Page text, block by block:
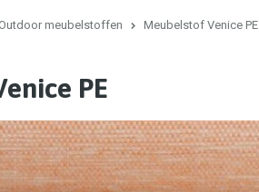
meubelstoffen Meubelstof Venice PE
PE